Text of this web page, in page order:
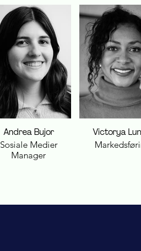
Andrea Bujor
Sosiale Medier
Manager
Victorya